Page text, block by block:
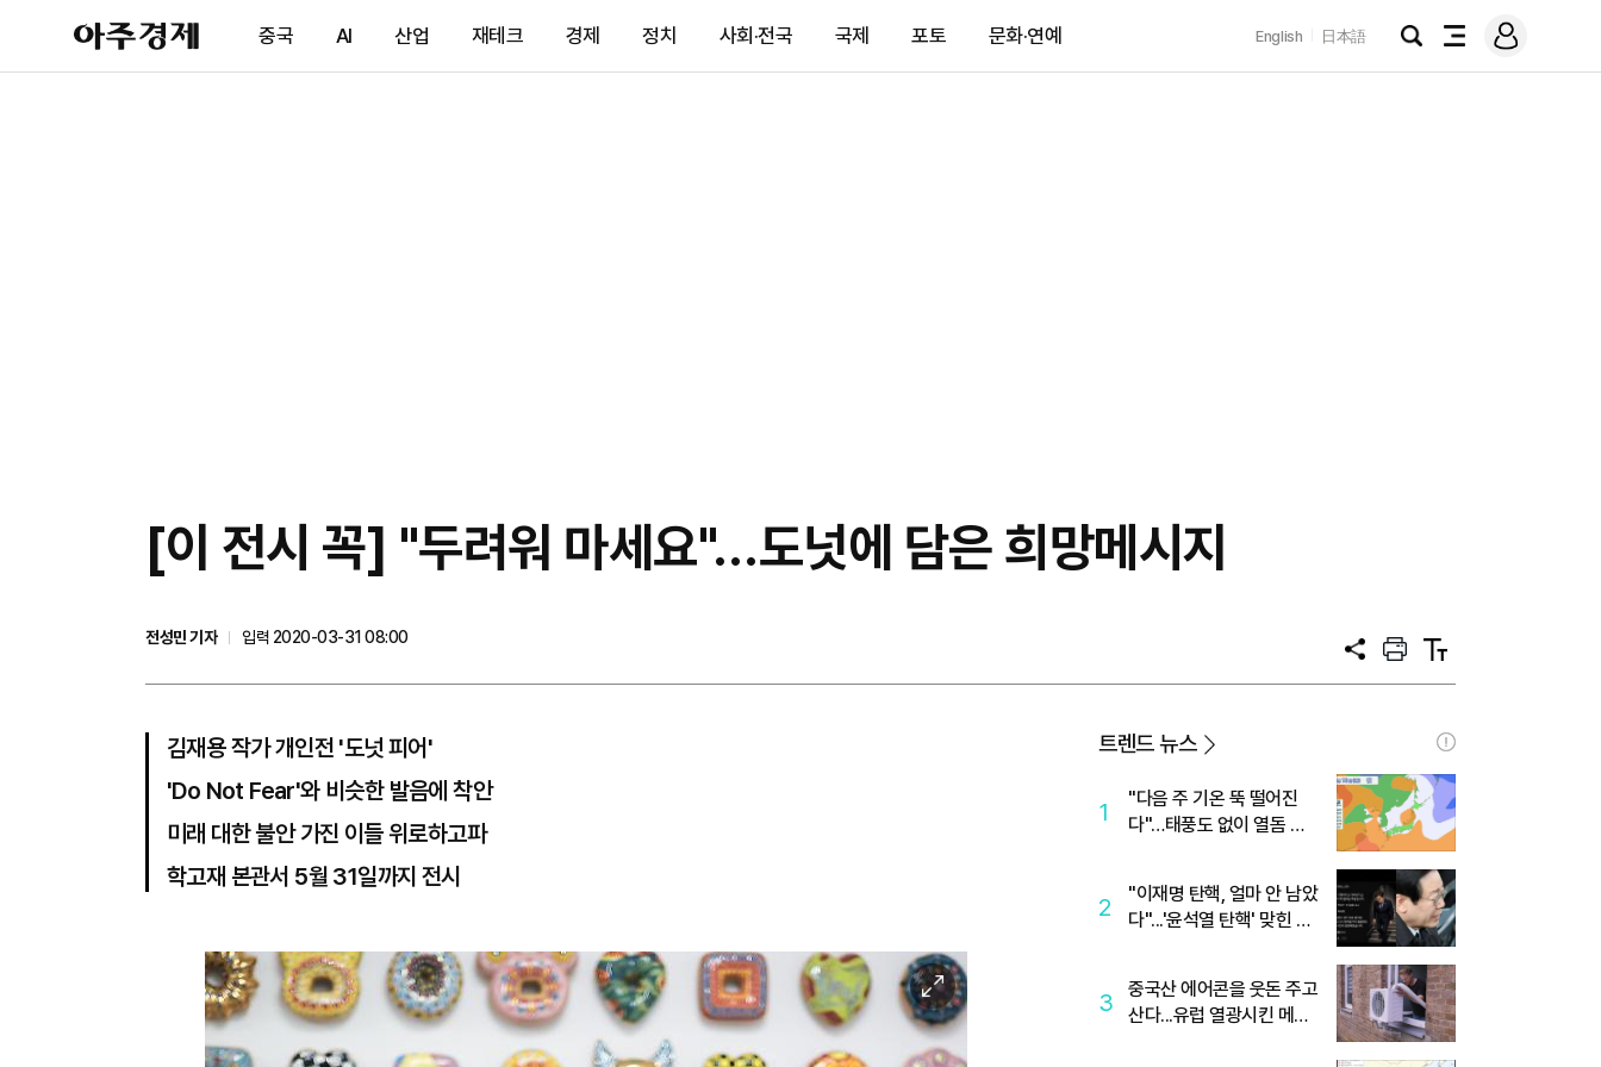
아
주
제
중국 AI 산업 재테크 경제 정치 사회·전국 국제 포토 문화·연예 English 日本語
검
전
메
그
[이 전시 꼭] "두려워 마세요"…도넛에 담은 희망메시지
전성민 기자
입력 2020-03-31 08:00
공
프
트
텍
트
김재용 작가 개인전 '도넛 피어'
'Do Not Fear'와 비슷한 발음에 착안
미래 대한 불안 가진 이들 위로하고파
학고재 본관서 5월 31일까지 전시
이
미
지
트렌드 뉴스
1
"다음 주 기온 뚝 떨어진
다"…태풍도 없이 열돔 박
2
"이재명 탄핵, 얼마 안 남았
다"...'윤석열 탄핵' 맞힌 무
3
중국산 에어콘을 웃돈 주고
산다...유럽 열광시킨 메이